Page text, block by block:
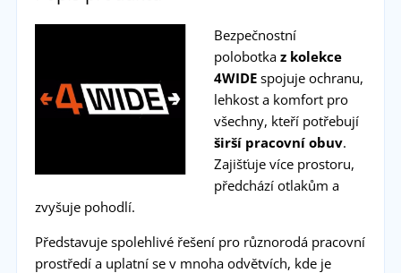
Bezpečnostní
polobotka z kolekce
4WIDEspojuje ochranu,
lehkost a komfort pro
všechny, kteří potřebují
širší pracovní obuv.
Zajišťuje více prostoru,
předchází otlakům a
zvyšuje pohodlí.
Představuje spolehlivé řešení pro různorodá pracovní
prostředí a uplatní se v mnoha odvětvích, kde je